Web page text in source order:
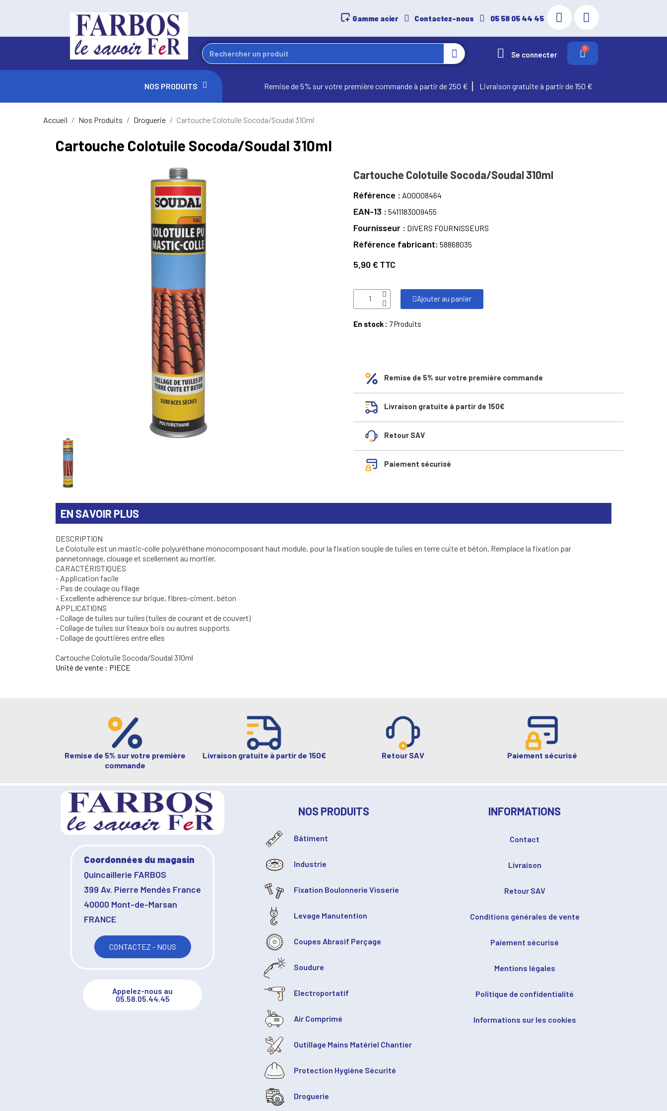
Gamme acier Contactez-nous 05 58 05 44 45
Se connecter
NOS PRODUITS Remise de 5% sur votre première commande à partir de 250 € Livraison gratuite à partir de 150 €
Accueil Nos Produits Droguerie Cartouche Colotuile Socoda/Soudal 310ml
Cartouche Colotuile Socoda/Soudal 310ml
Cartouche Colotuile Socoda/Soudal 310ml
Référence A00008464
EAN-13 5411183009455
Fournisseur DIVERS FOURNISSEURS
Référence fabricant 58868035
5,90 € TTC
Ajouter au panier
En stock : 7 Produits
Remise de 5% sur votre première commande
Livraison gratuite à partir de 150€
Retour SAV
Paiement sécurisé
EN SAVOIR PLUS
DESCRIPTION
Le Colotuile est un mastic-colle polyuréthane monocomposant haut module, pour la fixation souple de tuiles en terre cuite et béton. Remplace la fixation par
pannetonnage, clouage et scellement au mortier.
CARACTÉRISTIQUES
- Application facile
- Pas de coulage ou filage
- Excellente adhérence sur brique, fibres-ciment, béton
APPLICATIONS
- Collage de tuiles sur tuiles (tuiles de courant et de couvert)
- Collage de tuiles sur liteaux bois ou autres supports
- Collage de gouttières entre elles
Cartouche Colotuile Socoda/Soudal 310ml
Unité de vente : PIECE
Remise de 5% sur votre première
commande
Livraison gratuite à partir de 150€ Retour SAV Paiement sécurisé
Coordonnées du magasin
Quincaillerie FARBOS
399 Av. Pierre Mendès France
40000 Mont-de-Marsan
FRANCE
CONTACTEZ - NOUS
Appelez-nous au
05.58.05.44.45
NOS PRODUITS
Bâtiment
Industrie
Fixation Boulonnerie Visserie
Levage Manutention
Coupes Abrasif Perçage
Soudure
Electroportatif
Air Comprimé
Outillage Mains Matériel Chantier
Protection Hygiène Sécurité
Droguerie
INFORMATIONS
Contact
Livraison
Retour SAV
Conditions générales de vente
Paiement sécurisé
Mentions légales
Politique de confidentialité
Informations sur les cookies